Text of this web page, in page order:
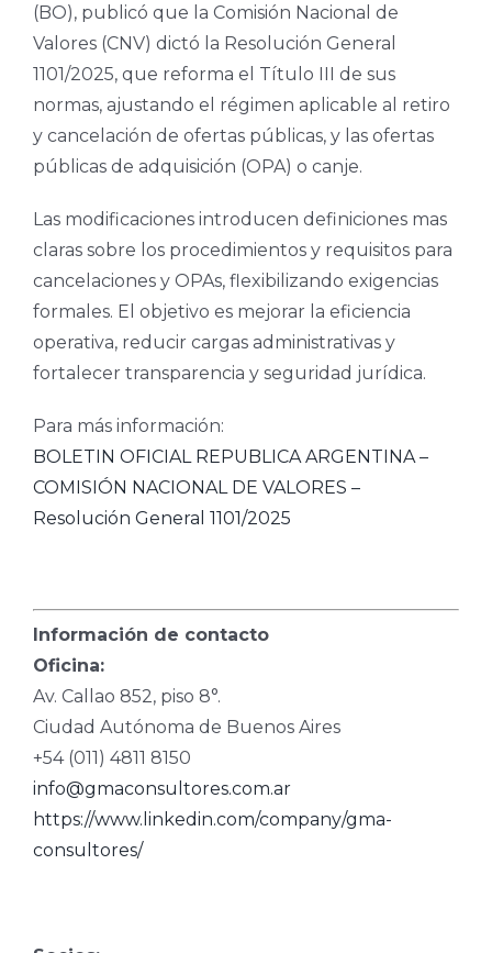
(BO), publicó que la Comisión Nacional de
Valores (CNV) dictó la Resolución General
1101/2025, que reforma el Título III de sus
normas, ajustando el régimen aplicable al retiro
y cancelación de ofertas públicas, y las ofertas
públicas de adquisición (OPA) o canje.
Las modificaciones introducen definiciones mas
claras sobre los procedimientos y requisitos para
cancelaciones y OPAs, flexibilizando exigencias
formales. El objetivo es mejorar la eficiencia
operativa, reducir cargas administrativas y
fortalecer transparencia y seguridad jurídica.
Para más información:
BOLETIN OFICIAL REPUBLICA ARGENTINA –
COMISIÓN NACIONAL DE VALORES –
Resolución General 1101/2025
Información de contacto
Oficina:
Av. Callao 852, piso 8°.
Ciudad Autónoma de Buenos Aires
+54 (011) 4811 8150
info@gmaconsultores.com.ar
https://www.linkedin.com/company/gma-
consultores/